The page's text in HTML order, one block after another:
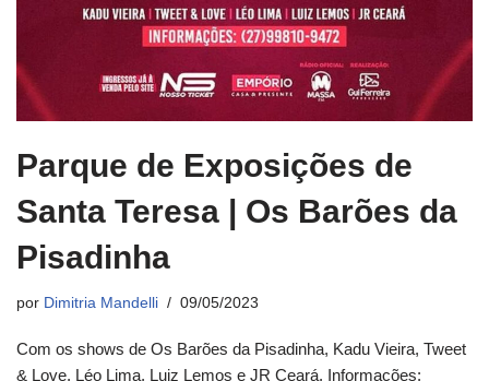
Parque de Exposições de
Santa Teresa | Os Barões da
Pisadinha
por Dimitria Mandelli 09/05/2023
Com os shows de Os Barões da Pisadinha, Kadu Vieira, Tweet
& Love, Léo Lima, Luiz Lemos e JR Ceará. Informações: